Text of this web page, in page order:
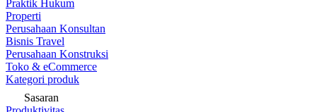
Praktik Hukum
Properti
Perusahaan Konsultan
Bisnis Travel
Perusahaan Konstruksi
Toko & eCommerce
Kategori produk
Sasaran